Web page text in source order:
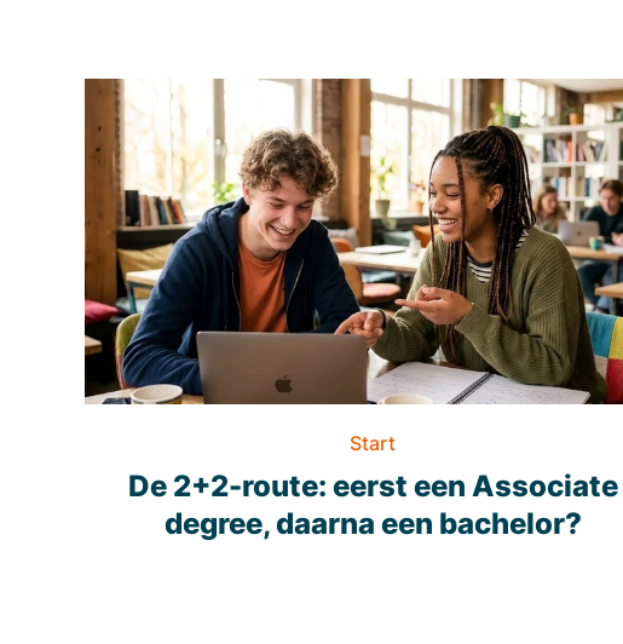
Start
De 2+2-route: eerst een Associate
degree, daarna een bachelor?